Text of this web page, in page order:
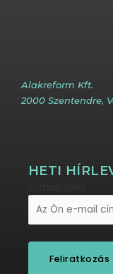
Alakreform Kft.
2000 Szentendre,
HETI